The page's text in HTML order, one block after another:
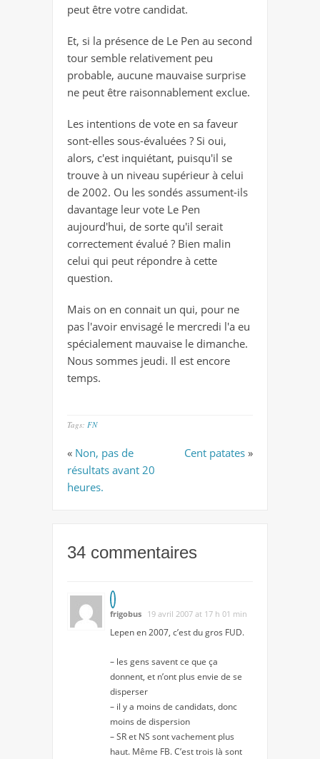
peut être votre candidat.
Et, si la présence de Le Pen au second
tour semble relativement peu
probable, aucune mauvaise surprise
ne peut être raisonnablement exclue.
Les intentions de vote en sa faveur
sont-elles sous-évaluées ? Si oui,
alors, c'est inquiétant, puisqu'il se
trouve à un niveau supérieur à celui
de 2002. Ou les sondés assument-ils
davantage leur vote Le Pen
aujourd'hui, de sorte qu'il serait
correctement évalué ? Bien malin
celui qui peut répondre à cette
question.
Mais on en connait un qui, pour ne
pas l'avoir envisagé le mercredi l'a eu
spécialement mauvaise le dimanche.
Nous sommes jeudi. Il est encore
temps.
Tags: FN
« Non, pas de
résultats avant 20
heures.
Cent patates »
34 commentaires
frigobus 19 avril 2007 at 17 h 01 min
Lepen en 2007, c’est du gros FUD.
– les gens savent ce que ça
donnent, et n’ont plus envie de se
disperser
– il y a moins de candidats, donc
moins de dispersion
– SR et NS sont vachement plus
haut. Même FB. C’est trois là sont